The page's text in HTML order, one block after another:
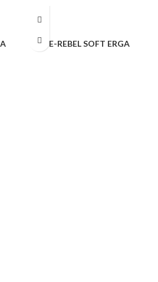
E-REBEL SOFT ERGA